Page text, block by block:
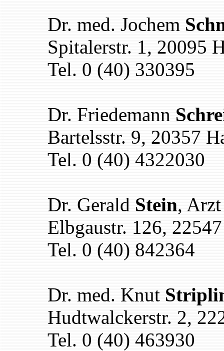
Dr. med. Jochem
Spitalerstr. 1, 20095
Tel. 0 (40) 330395
Dr. Friedemann
Bartelsstr. 9, 20357
Tel. 0 (40) 4322030
Dr. Gerald Stein,
Elbgaustr. 126,
Tel. 0 (40) 842364
Dr. med. Knut
Hudtwalckerstr. 2,
Tel. 0 (40) 463930